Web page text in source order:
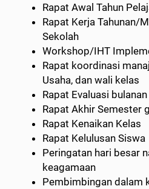
Rapat Awal Tahun
Rapat Kerja Tahunan/
Sekolah
Workshop/IHT
Rapat koordinasi
Usaha, dan wali kelas
Rapat Evaluasi bulanan
Rapat Akhir Semester
Rapat Kenaikan Kelas
Rapat Kelulusan Siswa
Peringatan hari besar
keagamaan
Pembimbingan dalam